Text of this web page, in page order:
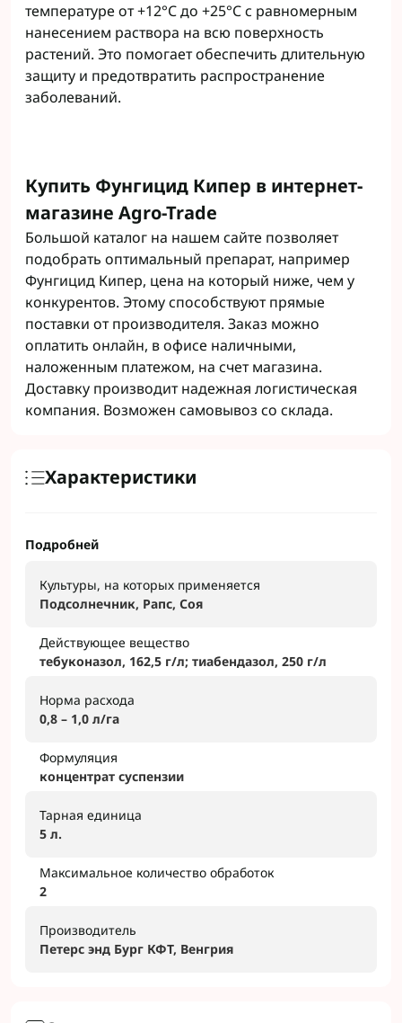
температуре от +12°C до +25°C с равномерным
нанесением раствора на всю поверхность
растений. Это помогает обеспечить длительную
защиту и предотвратить распространение
заболеваний.
Купить Фунгицид Кипер в интернет-
магазине Agro-Trade
Большой каталог на нашем сайте позволяет
подобрать оптимальный препарат, например
Фунгицид Кипер, цена на который ниже, чем у
конкурентов. Этому способствуют прямые
поставки от производителя. Заказ можно
оплатить онлайн, в офисе наличными,
наложенным платежом, на счет магазина.
Доставку производит надежная логистическая
компания. Возможен самовывоз со склада.
Характеристики
Подробней
Культуры, на которых применяется
Подсолнечник, Рапс, Соя
Действующее вещество
тебуконазол, 162,5 г/л; тиабендазол, 250 г/л
Норма расхода
0,8 – 1,0 л/га
Формуляция
концентрат суспензии
Тарная единица
5 л.
Максимальное количество обработок
2
Производитель
Петерс энд Бург КФТ, Венгрия